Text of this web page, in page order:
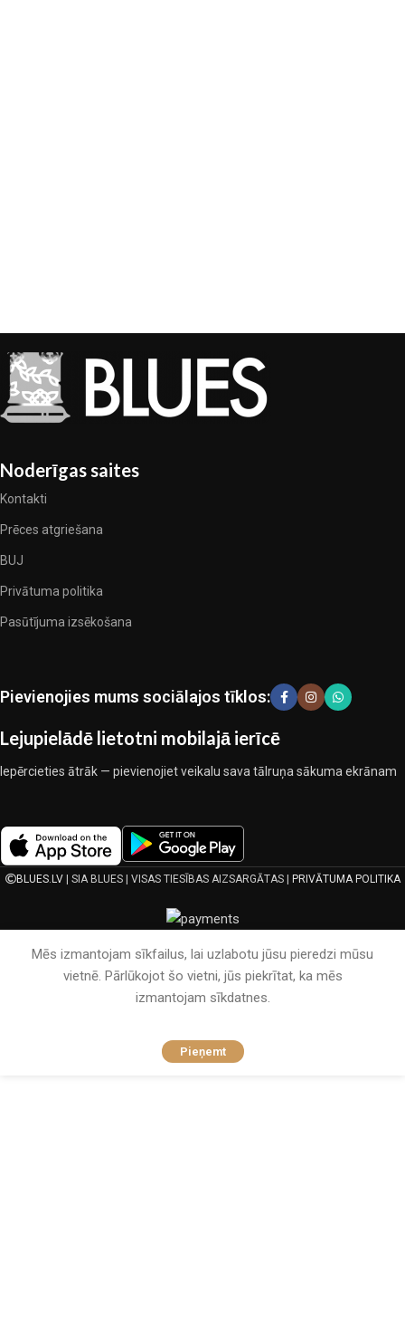
Noderīgas saites
Kontakti
Prēces atgriešana
BUJ
Privātuma politika
Pasūtījuma izsēkošana
Pievienojies mums sociālajos tīklos:
Lejupielādē lietotni mobilajā ierīcē
Iepērcieties ātrāk — pievienojiet veikalu sava tālruņa sākuma ekrānam
BLUES.LV| SIA BLUES | VISAS TIESĪBAS AIZSARGĀTAS | PRIVĀTUMA POLITIKA
Mēs izmantojam sīkfailus, lai uzlabotu jūsu pieredzi mūsu
vietnē. Pārlūkojot šo vietni, jūs piekrītat, ka mēs
izmantojam sīkdatnes.
Pieņemt